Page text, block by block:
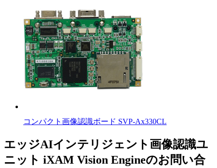
コンパクト画像認識ボード SVP-Ax330CL
エッジAIインテリジェント画像認識ユ
ニット iXAM Vision Engineのお問い合